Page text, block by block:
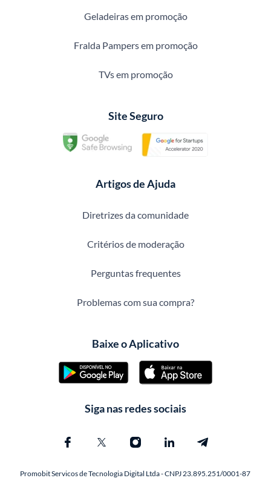
Geladeiras em promoção
Fralda Pampers em promoção
TVs em promoção
Site Seguro
Artigos de Ajuda
Diretrizes da comunidade
Critérios de moderação
Perguntas frequentes
Problemas com sua compra?
Baixe o Aplicativo
Siga nas redes sociais
Promobit Servicos de Tecnologia Digital Ltda - CNPJ 23.895.251/0001-87